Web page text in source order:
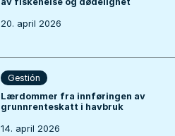
20. april 2026
Gestión
Lærdommer fra innføringen av
grunnrenteskatt i havbruk
14. april 2026